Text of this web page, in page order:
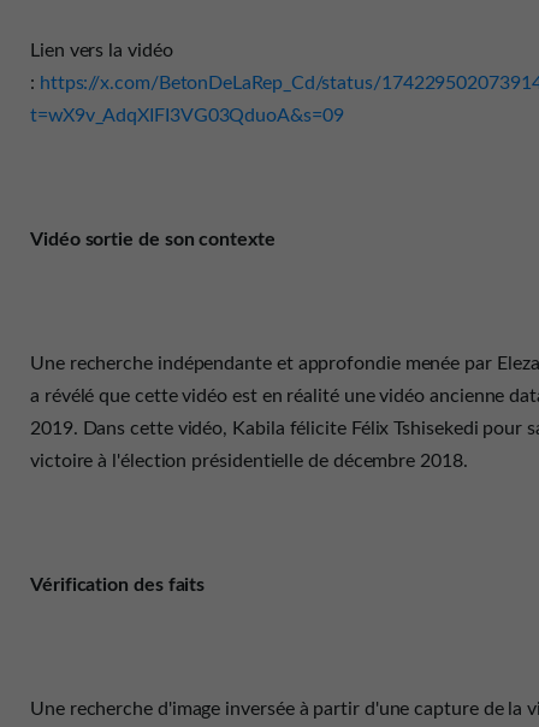
Lien vers la vidéo
: https://x.com/BetonDeLaRep_Cd/status/
t=wX9v_AdqXIFI3VG03QduoA&s=09
Vidéo sortie de son contexte
Une recherche indépendante et approfondie menée par
a révélé que cette vidéo est en réalité une vidéo ancienne
2019. Dans cette vidéo, Kabila félicite Félix Tshisekedi pour
victoire à l'élection présidentielle de décembre 2018.
Vérification des faits
Une recherche d'image inversée à partir d'une capture de la